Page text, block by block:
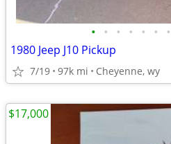
• • • • • • •
1980 Jeep J10 Pickup
7/19 97k mi Cheyenne, wy
$17,000